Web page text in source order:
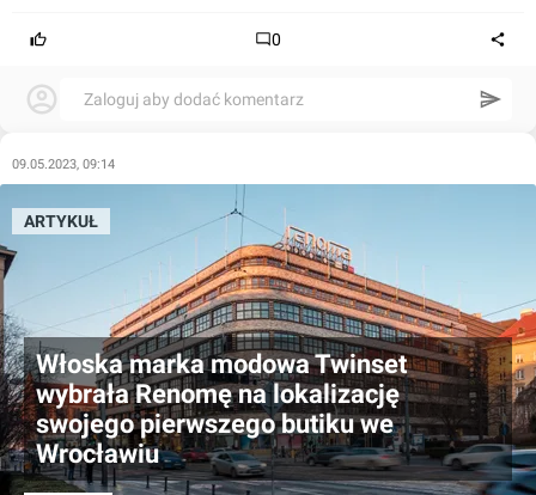
0
Zaloguj aby dodać komentarz
09.05.2023, 09:14
Włoska marka modowa Twinset
wybrała Renomę na lokalizację
swojego pierwszego butiku we
Wrocławiu
ARTYKUŁ